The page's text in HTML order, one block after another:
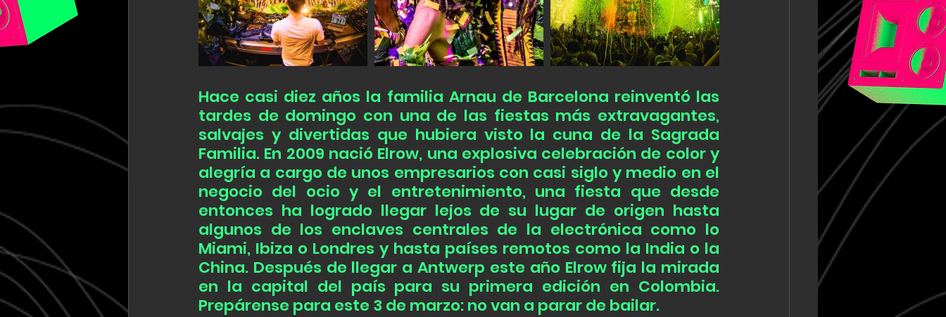
Hace casi diez años la familia Arnau de Barcelona reinventó las
tardes de domingo con una de las fiestas más extravagantes,
salvajes y divertidas que hubiera visto la cuna de la Sagrada
Familia. En 2009 nació Elrow, una explosiva celebración de color y
alegría a cargo de unos empresarios con casi siglo y medio en el
negocio del ocio y el entretenimiento, una fiesta que desde
entonces ha logrado llegar lejos de su lugar de origen hasta
algunos de los enclaves centrales de la electrónica como lo
Miami, Ibiza o Londres y hasta países remotos como la India o la
China. Después de llegar a Antwerp este año Elrow fija la mirada
en la capital del país para su primera edición en Colombia.
Prepárense para este 3 de marzo: no van a parar de bailar.